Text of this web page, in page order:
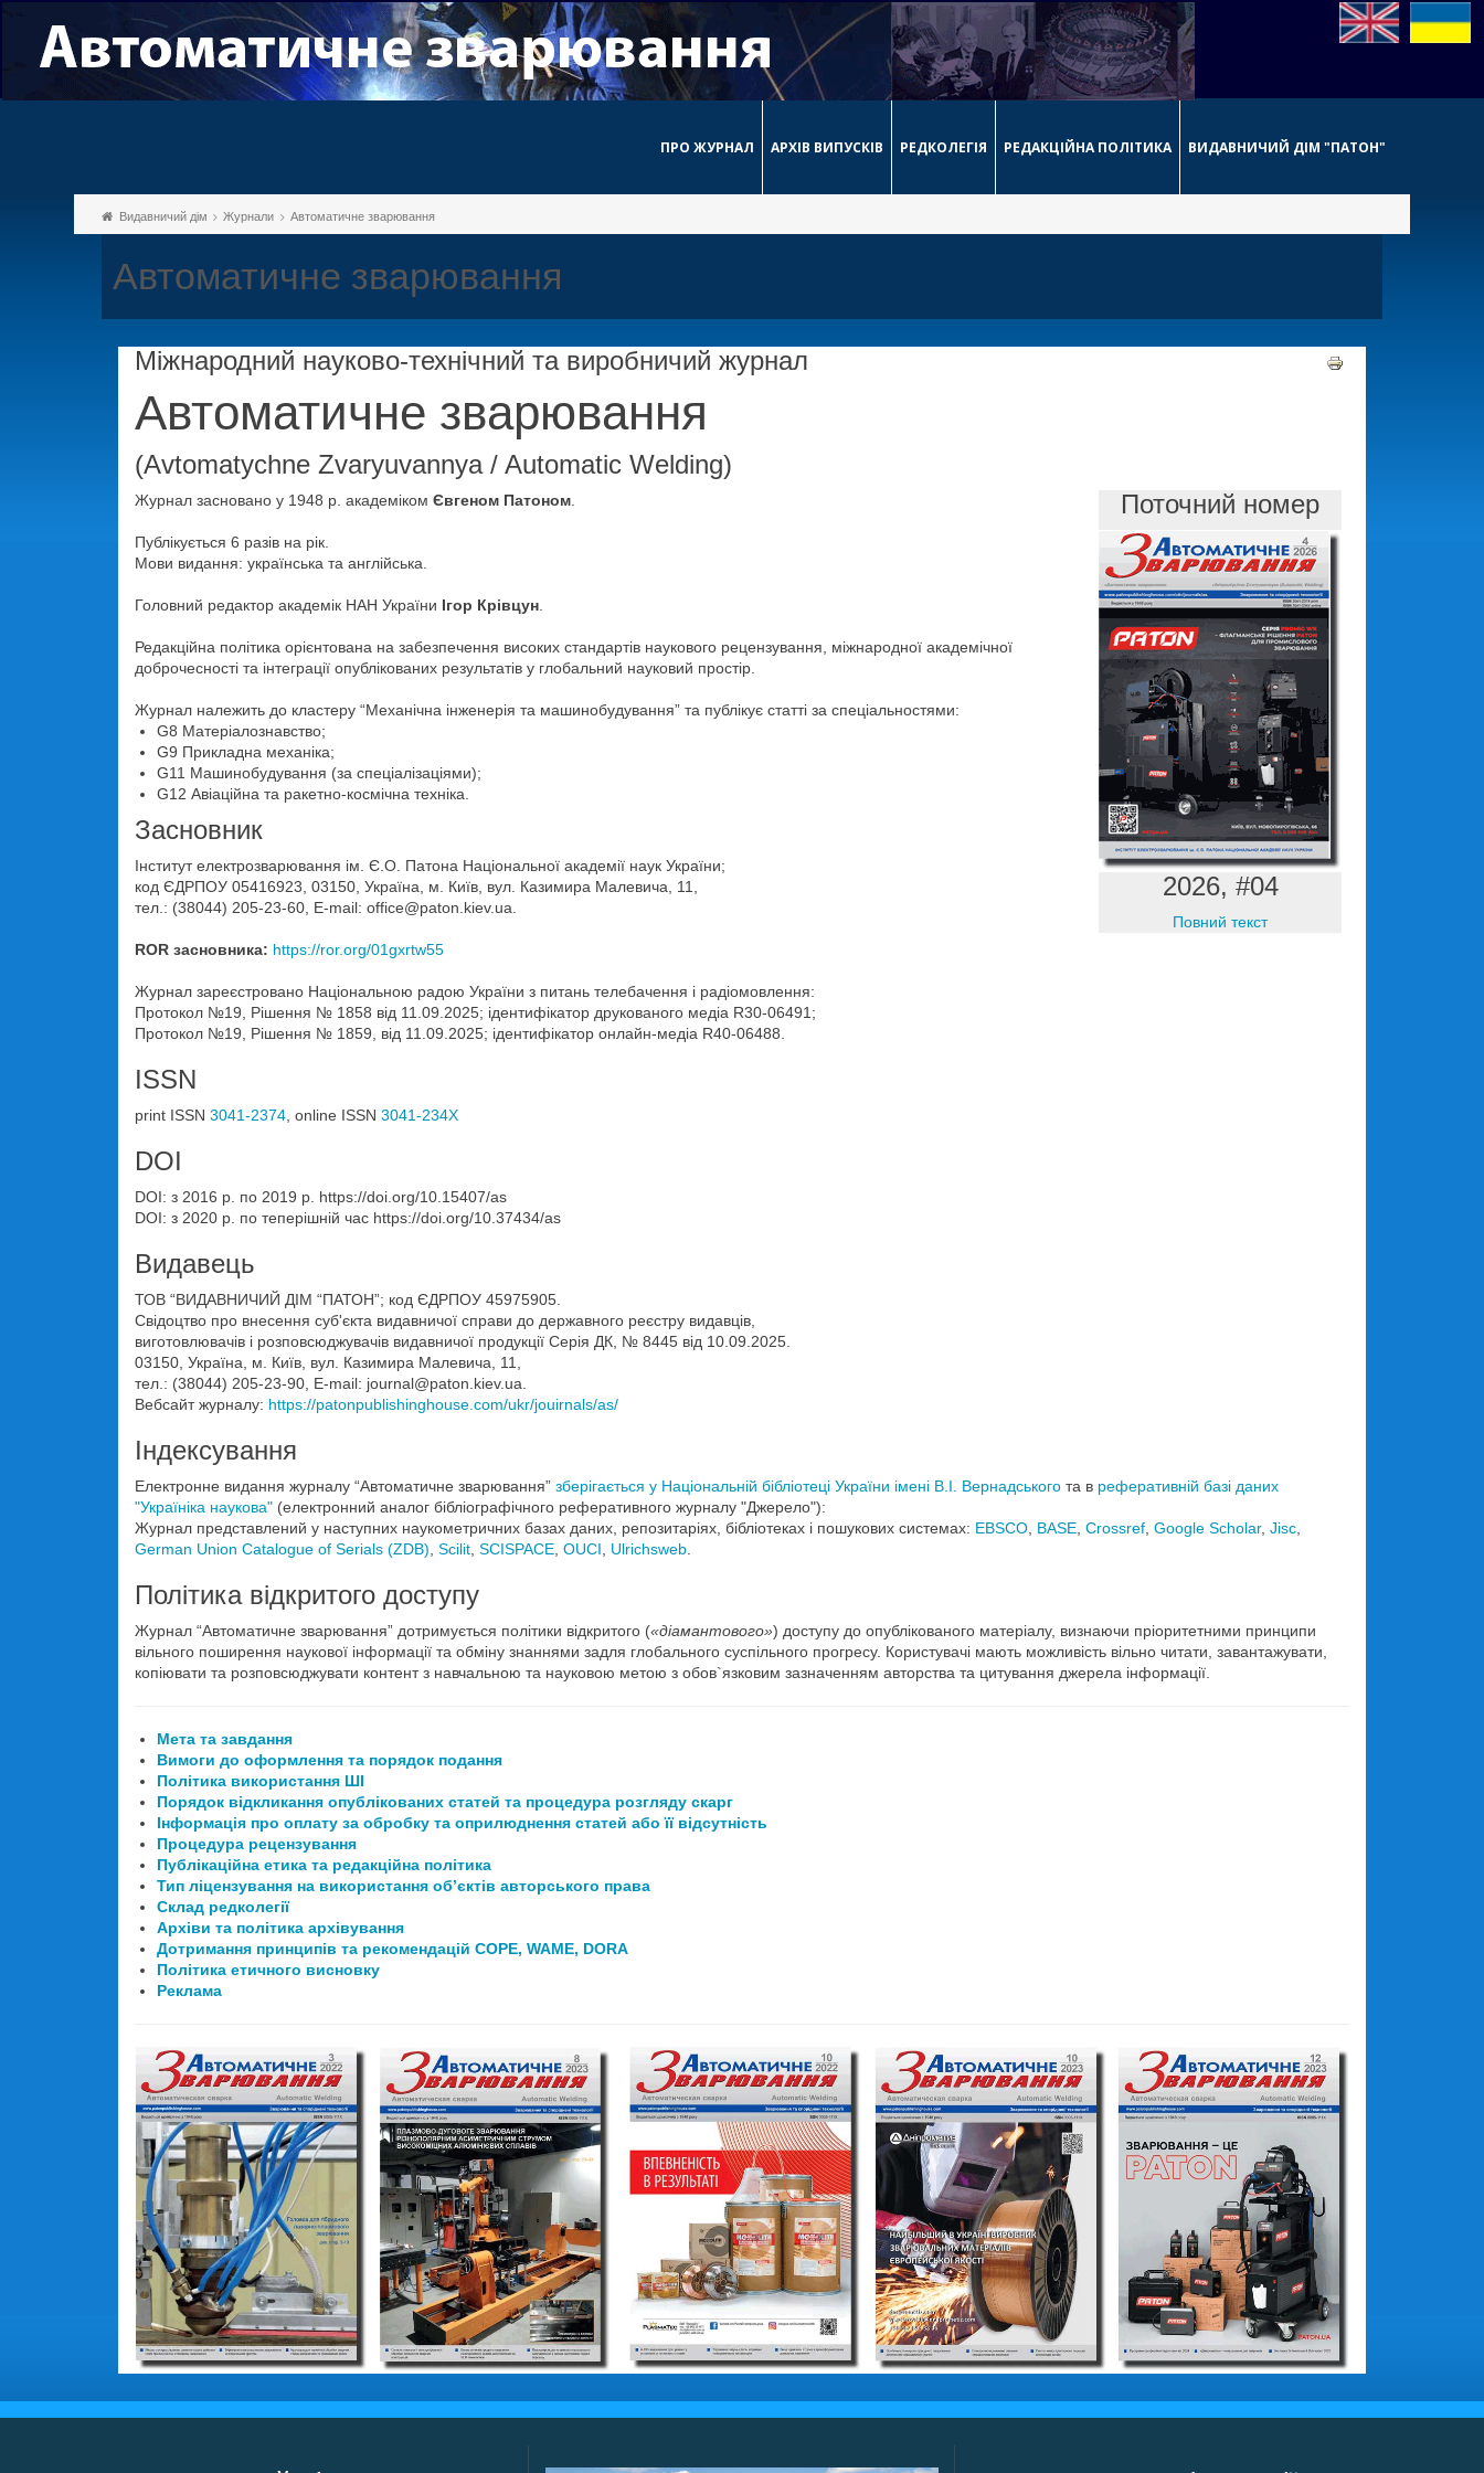
ПРО ЖУРНАЛ АРХІВ ВИПУСКІВ РЕДКОЛЕГІЯ РЕДАКЦІЙНА ПОЛІТИКА ВИДАВНИЧИЙ ДІМ "ПАТОН"
Видавничий дім Журнали Автоматичне зварювання
Автоматичне зварювання
Міжнародний науково-технічний та виробничий журнал
Автоматичне зварювання
(Avtomatychne Zvaryuvannya / Automatic Welding)
Поточний номер
2026, #04
Повний текст
Журнал засновано у 1948 р. академіком Євгеном Патоном
Публікується 6 разів на рік.
Мови видання: українська та англійська.
Головний редактор академік НАН України Ігор Крівцун
Редакційна політика орієнтована на забезпечення високих стандартів наукового рецензування, міжнародної академічної
доброчесності та інтеграції опублікованих результатів у глобальний науковий простір.
Журнал належить до кластеру “Механічна інженерія та машинобудування” та публікує статті за спеціальностями:
G8 Матеріалознавство;
G9 Прикладна механіка;
G11 Машинобудування (за спеціалізаціями);
G12 Авіаційна та ракетно-космічна техніка.
Засновник
Інститут електрозварювання ім. Є.О. Патона Національної академії наук України;
код ЄДРПОУ 05416923, 03150, Україна, м. Київ, вул. Казимира Малевича, 11,
тел.: (38044) 205-23-60, E-mail: office@paton.kiev.uа.
ROR засновника: https://ror.org/01gxrtw55
Журнал зареєстровано Національною радою України з питань телебачення і радіомовлення:
Протокол №19, Рішення № 1858 від 11.09.2025; ідентифікатор друкованого медіа R30-06491;
Протокол №19, Рішення № 1859, від 11.09.2025; ідентифікатор онлайн-медіа R40-06488.
ISSN
print ISSN 3041-2374 , online ISSN 3041-234X
DOI
DOI: з 2016 р. по 2019 р. https://doi.org/10.15407/as
DOI: з 2020 р. по теперішній час https://doi.org/10.37434/as
Видавець
ТОВ “ВИДАВНИЧИЙ ДІМ “ПАТОН”; код ЄДРПОУ 45975905.
Свідоцтво про внесення суб'єкта видавничої справи до державного реєстру видавців,
виготовлювачів і розповсюджувачів видавничої продукції Серія ДК, № 8445 від 10.09.2025.
03150, Україна, м. Київ, вул. Казимира Малевича, 11,
тел.: (38044) 205-23-90, E-mail: journal@paton.kiev.uа.
Вебсайт журналу: https://patonpublishinghouse.com/ukr/jouirnals/as/
Індексування
Електронне видання журналу “Автоматичне зварювання” зберігається у Національній бібліотеці України імені В.І. Вернадського та в реферативній базі даних
"Україніка наукова" (електронний аналог бібліографічного реферативного журналу "Джерело"):
Журнал представлений у наступних наукометричних базах даних, репозитаріях, бібліотеках і пошукових системах: EBSCO BASE Crossref Google Scholar, Jisc
German Union Catalogue of Serials (ZDB) Scilit SCISPACE OUCI Ulrichsweb
Політика відкритого доступу
Журнал “Автоматичне зварювання” дотримується політики відкритого («діамантового») доступу до опублікованого матеріалу, визнаючи пріоритетними принципи
вільного поширення наукової інформації та обміну знаннями задля глобального суспільного прогресу. Користувачі мають можливість вільно читати, завантажувати,
копіювати та розповсюджувати контент з навчальною та науковою метою з обов`язковим зазначенням авторства та цитування джерела інформації.
Мета та завдання
Вимоги до оформлення та порядок подання
Політика використання ШІ
Порядок відкликання опублікованих статей та процедура розгляду скарг
Інформація про оплату за обробку та оприлюднення статей або її відсутність
Процедура рецензування
Публікаційна етика та редакційна політика
Тип ліцензування на використання об’єктів авторського права
Склад редколегії
Архіви та політика архівування
Дотримання принципів та рекомендацій COPE, WAME, DORA
Політика етичного висновку
Реклама